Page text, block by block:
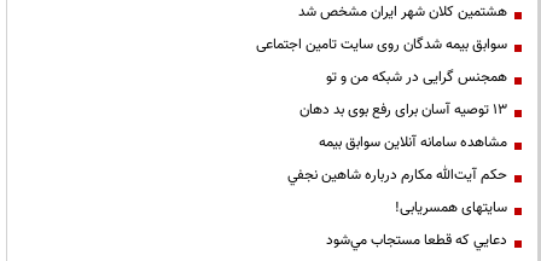
هشتمین کلان شهر ایران مشخص شد
سوابق بیمه شدگان روی سایت تامین اجتماعی
همجنس گرایی در شبکه من و تو
13 توصیه آسان برای رفع بوی بد دهان
مشاهده سامانه آنلاين سوابق بیمه
حكم آيت‌الله مكارم درباره شاهين نجفي
سایتهای همسریابی!
دعايي كه قطعا مستجاب مي‌شود